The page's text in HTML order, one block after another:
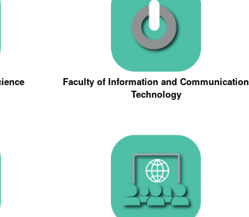
Faculty of Information and Communication
Technology